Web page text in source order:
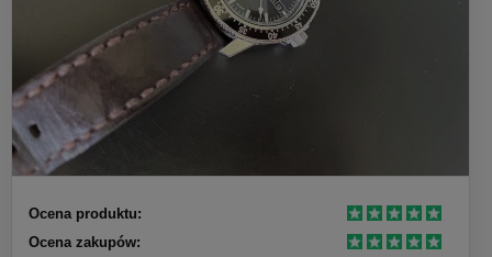
Ocena produktu:
Ocena zakupów: